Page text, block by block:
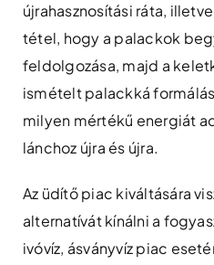
újrahasznosítási ráta,
tétel, hogy a palackok
feldolgozása, majd a
ismételt palackká
milyen mértékű energiát
lánchoz újra és újra.
Az üdítő piac kiváltására
alternatívát kínálni a
ivóvíz, ásványvíz piac